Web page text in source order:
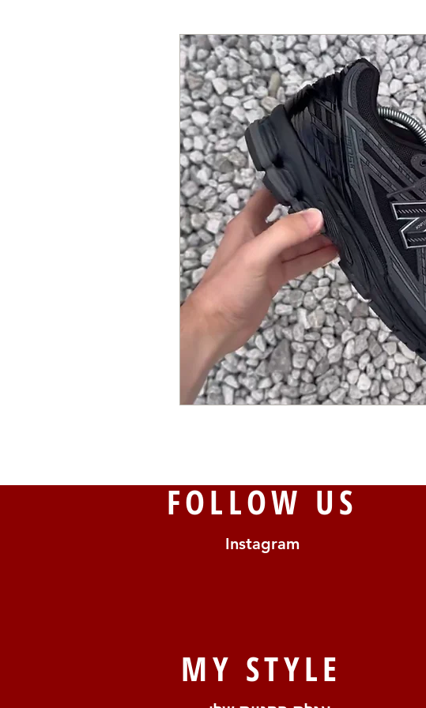
FOLLOW US
Instagram
MY STYLE